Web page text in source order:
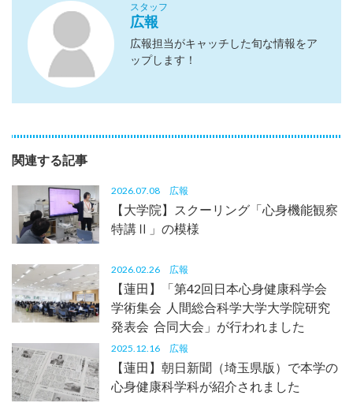
スタッフ
広報
広報担当がキャッチした旬な情報をア
ップします！
関連する記事
2026.07.08 広報
【大学院】スクーリング「心身機能観察
特講Ⅱ」の模様
2026.02.26 広報
【蓮田】「第42回日本心身健康科学会
学術集会 人間総合科学大学大学院研究
発表会 合同大会」が行われました
2025.12.16 広報
【蓮田】朝日新聞（埼玉県版）で本学の
心身健康科学科が紹介されました